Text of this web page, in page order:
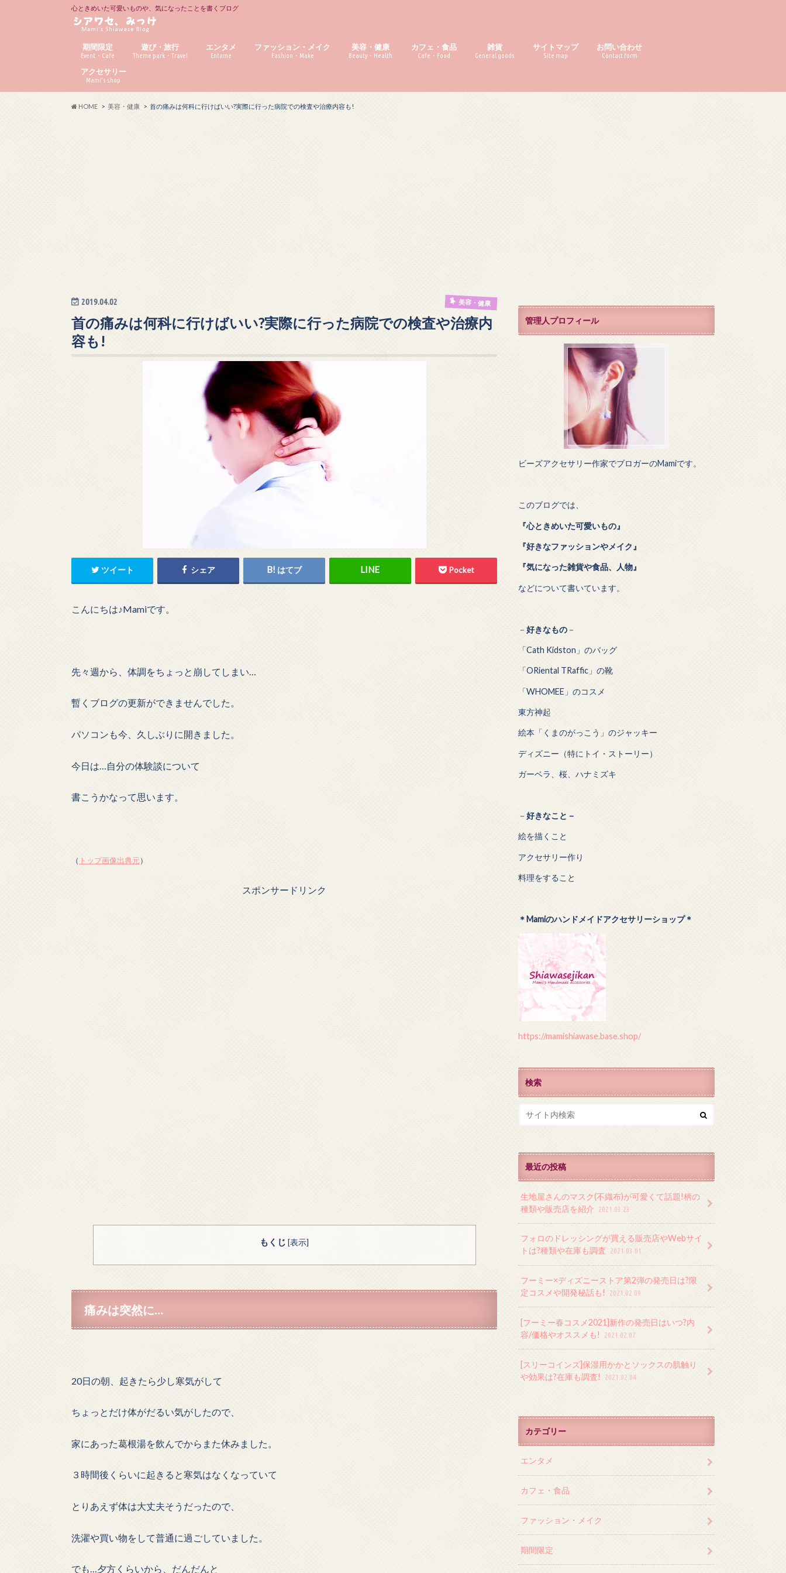
心ときめいた可愛いものや、気になったことを書くブログ
期間限定
Event・Cafe
遊び・旅行
Theme park・Travel
エンタメ
Entame
ファッション・メイク
Fashion・Make
美容・健康
Beauty・Health
カフェ・食品
Cafe・Food
雑貨
General goods
サイトマップ
Site map
お問い合わせ
Contact form
アクセサリー
Mami’s shop
HOME 美容・健康 首の痛みは何科に行けばいい?実際に行った病院での検査や治療内容も!
2019.04.02 美容・健康
首の痛みは何科に行けばいい?実際に行った病院での検査や治療内
容も!
ツイート シェア はてブ Pocket
こんにちは♪Mamiです。
先々週から、体調をちょっと崩してしまい…
暫くブログの更新ができませんでした。
パソコンも今、久しぶりに開きました。
今日は…自分の体験談について
書こうかなって思います。
（ トップ画像出典元）
スポンサードリンク
もくじ [表示]
痛みは突然に…
20日の朝、起きたら少し寒気がして
ちょっとだけ体がだるい気がしたので、
家にあった葛根湯を飲んでからまた休みました。
３時間後くらいに起きると寒気はなくなっていて
とりあえず体は大丈夫そうだったので、
洗濯や買い物をして普通に過ごしていました。
でも…夕方くらいから、だんだんと
管理人プロフィール
ビーズアクセサリー作家でブロガーのMamiです。
このブログでは、
『心ときめいた可愛いもの』
『好きなファッションやメイク』
『気になった雑貨や食品、人物』
などについて書いています。
－ 好きなもの －
「Cath Kidston」のバッグ
「ORiental TRaffic」の靴
「WHOMEE」のコスメ
東方神起
絵本「くまのがっこう」のジャッキー
ディズニー（特にトイ・ストーリー）
ガーベラ、桜、ハナミズキ
－ 好きなこと－
絵を描くこと
アクセサリー作り
料理をすること
＊Mamiのハンドメイドアクセサリーショップ＊
https://mamishiawase.base.shop/
検索
最近の投稿
生地屋さんのマスク(不織布)が可愛くて話題!柄の
種類や販売店を紹介
2021.03.23
フォロのドレッシングが買える販売店やWebサイ
トは?種類や在庫も調査
2021.03.01
フーミー×ディズニーストア第2弾の発売日は?限
定コスメや開発秘話も!
2021.02.09
[フーミー春コスメ2021]新作の発売日はいつ?内
容/価格やオススメも!
2021.02.07
[スリーコインズ]保湿用かかとソックスの肌触り
や効果は?在庫も調査!
2021.02.04
カテゴリー
エンタメ
カフェ・食品
ファッション・メイク
期間限定